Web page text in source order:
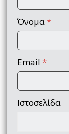
Όνομα *
Email *
Ιστοσελίδα